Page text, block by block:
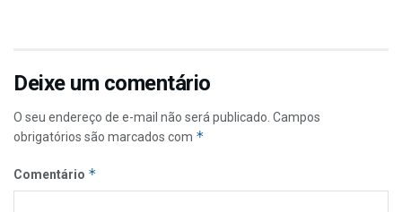
Deixe um comentário
O seu endereço de e-mail não será publicado. Campos
obrigatórios são marcados com *
Comentário *